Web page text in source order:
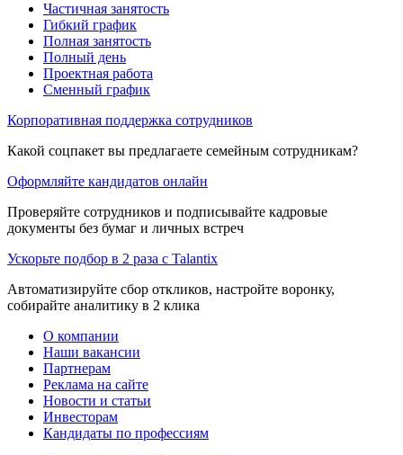
Частичная занятость
Гибкий график
Полная занятость
Полный день
Проектная работа
Сменный график
Корпоративная поддержка сотрудников
Какой соцпакет вы предлагаете семейным сотрудникам?
Оформляйте кандидатов онлайн
Проверяйте сотрудников и подписывайте кадровые
документы без бумаг и личных встреч
Ускорьте подбор в 2 раза с Talantix
Автоматизируйте сбор откликов, настройте воронку,
собирайте аналитику в 2 клика
О компании
Наши вакансии
Партнерам
Реклама на сайте
Новости и статьи
Инвесторам
Кандидаты по профессиям